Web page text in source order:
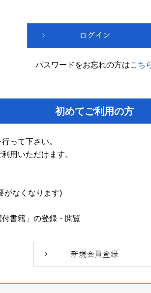
パスワードをお忘れの方はこち
初めてご利用の方
って下さい。
用いただけます。
がなくなります)
書籍」の登録・閲覧